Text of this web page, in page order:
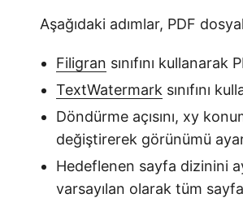
Aşağıdaki adımlar, PDF
Filigran sınıfını
TextWatermark sınıfını
Döndürme açısını, xy
değiştirerek görünümü
Hedeflenen sayfa dizinini
varsayılan olarak tüm